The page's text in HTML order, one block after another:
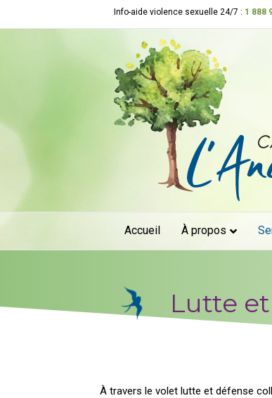
Info-aide violence sexuelle 24/7 : 1 888
Accueil À propos
Lutte
À travers le volet lutte et défense